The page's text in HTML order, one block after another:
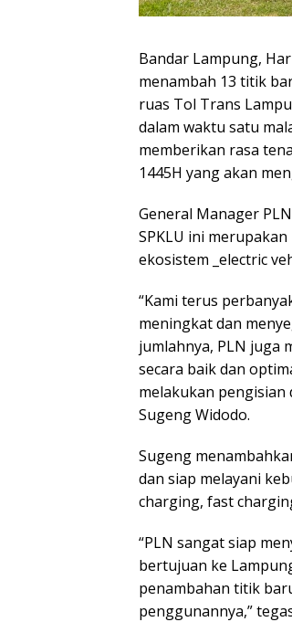
Bandar Lampung,
menambah 13 titik
ruas Tol Trans
dalam waktu satu
memberikan rasa
1445H yang akan
General Manager
SPKLU ini
ekosistem _electric
“Kami terus
meningkat dan
jumlahnya, PLN juga
secara baik dan
melakukan
Sugeng Widodo.
Sugeng
dan siap melayani
charging, fast
“PLN sangat siap
bertujuan ke
penambahan titik
penggunannya,”